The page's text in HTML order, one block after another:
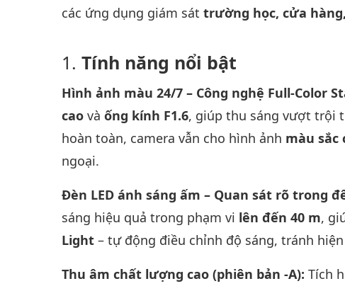
các ứng dụng giám sát trường học, cửa
Tính năng nổi bật
Hình ảnh màu 24/7 – Công nghệ Full-Color
cao và ống kính F1.6, giúp thu sáng vượt trội
hoàn toàn, camera vẫn cho hình ảnh màu sắc
ngoại.
Đèn LED ánh sáng ấm – Quan sát rõ trong
sáng hiệu quả trong phạm vi lên đến 40 m,
Light – tự động điều chỉnh độ sáng, tránh
Thu âm chất lượng cao (phiên bản -A): Tích